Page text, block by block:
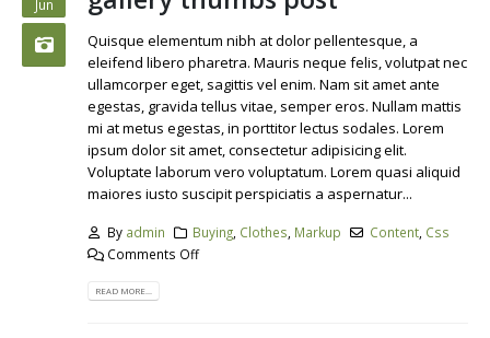
Jun
Quisque elementum nibh at dolor pellentesque, a
eleifend libero pharetra. Mauris neque felis, volutpat nec
ullamcorper eget, sagittis vel enim. Nam sit amet ante
egestas, gravida tellus vitae, semper eros. Nullam mattis
mi at metus egestas, in porttitor lectus sodales. Lorem
ipsum dolor sit amet, consectetur adipisicing elit.
Voluptate laborum vero voluptatum. Lorem quasi aliquid
maiores iusto suscipit perspiciatis a aspernatur...
By admin Buying Clothes Markup Content Css
Comments Off
READ MORE...